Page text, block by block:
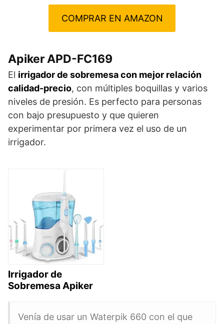
COMPRAR EN AMAZON
Apiker APD-FC169
El irrigador de sobremesa con mejor relación
calidad-precio, con múltiples boquillas y varios
niveles de presión. Es perfecto para personas
con bajo presupuesto y que quieren
experimentar por primera vez el uso de un
irrigador.
Irrigador de
Sobremesa Apiker
Venía de usar un Waterpik 660 con el que